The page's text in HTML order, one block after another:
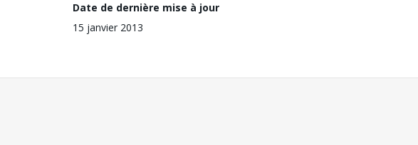
Date de dernière mise à jour
15 janvier 2013